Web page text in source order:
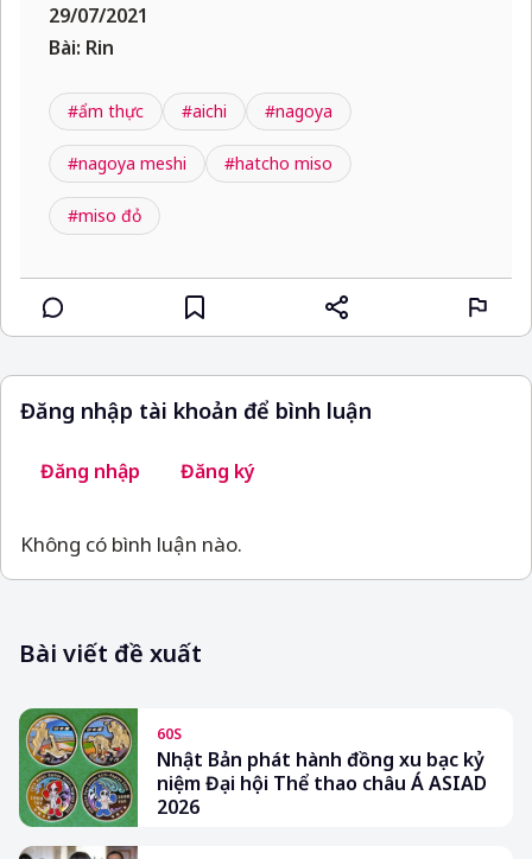
29/07/2021
Bài: Rin
#ẩm thực #aichi #nagoya
#nagoya meshi #hatcho miso
#miso đỏ
Đăng nhập tài khoản để bình luận
Đăng nhập Đăng ký
Không có bình luận nào.
Bài viết đề xuất
60S
Nhật Bản phát hành đồng xu bạc kỷ
niệm Đại hội Thể thao châu Á ASIAD
2026